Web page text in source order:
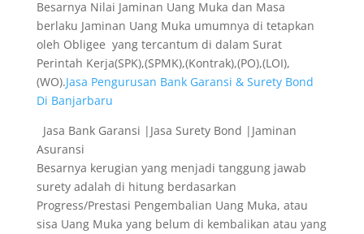
Besarnya Nilai Jaminan Uang Muka dan Masa
berlaku Jaminan Uang Muka umumnya di tetapkan
oleh Obligee yang tercantum di dalam Surat
Perintah Kerja(SPK),(SPMK),(Kontrak),(PO),(LOI),
(WO).Jasa Pengurusan Bank Garansi & Surety Bond
Di Banjarbaru
Jasa Bank Garansi |Jasa Surety Bond |Jaminan
Asuransi
Besarnya kerugian yang menjadi tanggung jawab
surety adalah di hitung berdasarkan
Progress/Prestasi Pengembalian Uang Muka, atau
sisa Uang Muka yang belum di kembalikan atau yang